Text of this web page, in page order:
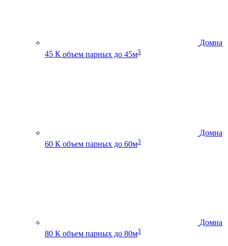
Домна
45 К объем парных до 45м3
Домна
60 К объем парных до 60м3
Домна
80 К объем парных до 80м3